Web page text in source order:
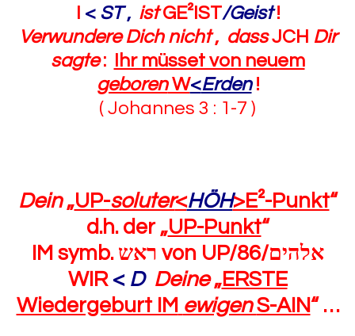
< ST, istGE²IST/Geist !
Verwundere Dich nicht, dass JCH Dir
sagte:
Ihr müsset von neuem
geborenW<Erden !
( Johannes 3 : 1-7 )
Dein „UP-soluter<HÖH>E²-Punkt“
d.h. der „UP-Punkt“
IM symb. ראש von UP/86/אלהים
WIR < D Deine „ERSTE
Wiedergeburt IM ewigenS-AIN“ …